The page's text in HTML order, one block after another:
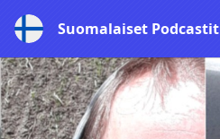
Suomalaiset Podcastit